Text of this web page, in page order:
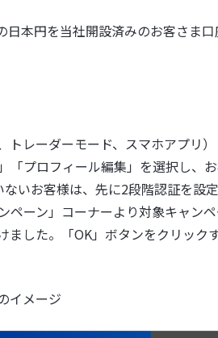
本円を当社開設済みのお客さま口
レーダーモード、スマホアプリ）
プロフィール編集」を選択し、
いお客様は、先に2段階認証を設
ーン」コーナーより対象キャン
した。「OK」ボタンをクリック
イメージ